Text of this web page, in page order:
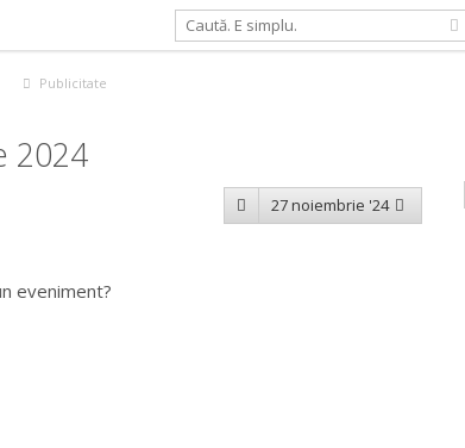
Publicitate
2024
27 noiembrie '24
eveniment?